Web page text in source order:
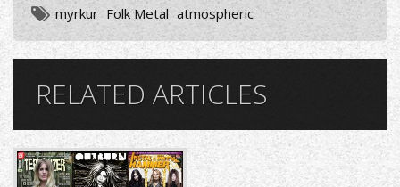
myrkur Folk Metal atmospheric
RELATED ARTICLES